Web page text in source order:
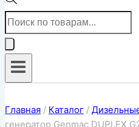
Поиск
товаров
Главная / Каталог /
генератор Genmac DUPLEX